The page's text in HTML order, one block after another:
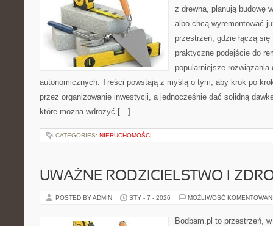
z drewna, planują budowę
albo chcą wyremontować
przestrzeń, gdzie łączą
praktyczne podejście do
popularniejsze rozwiązania
autonomicznych. Treści powstają z myślą o tym, aby krok po
przez organizowanie inwestycji, a jednocześnie dać solidną
które można wdrożyć […]
CATEGORIES: NIERUCHOMOŚCI
UWAŻNE RODZICIELSTWO I
POSTED BY ADMIN STY - 7 - 2026 MOŻLIWOŚĆ
Bodbam.pl to przestrzeń,